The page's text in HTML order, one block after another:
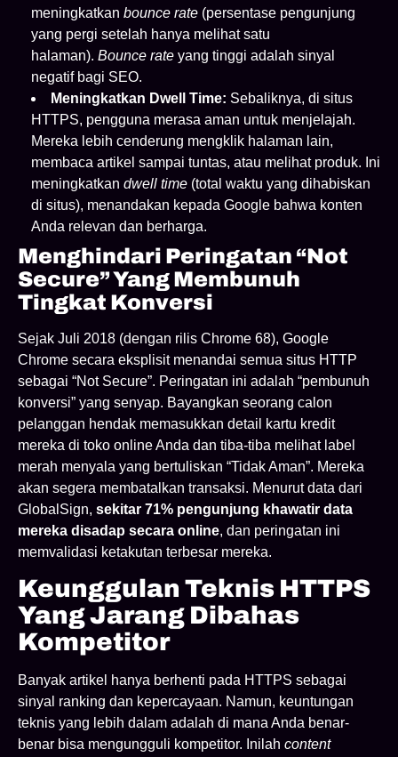
meningkatkan bounce rate (persentase pengunjung
yang pergi setelah hanya melihat satu
halaman). Bounce rate yang tinggi adalah sinyal
negatif bagi SEO.
Meningkatkan Dwell Time: Sebaliknya, di situs
HTTPS, pengguna merasa aman untuk menjelajah.
Mereka lebih cenderung mengklik halaman lain,
membaca artikel sampai tuntas, atau melihat produk. Ini
meningkatkan dwell time (total waktu yang dihabiskan
di situs), menandakan kepada Google bahwa konten
Anda relevan dan berharga.
Menghindari Peringatan “Not
Secure” Yang Membunuh
Tingkat Konversi
Sejak Juli 2018 (dengan rilis Chrome 68), Google
Chrome secara eksplisit menandai semua situs HTTP
sebagai “Not Secure”. Peringatan ini adalah “pembunuh
konversi” yang senyap. Bayangkan seorang calon
pelanggan hendak memasukkan detail kartu kredit
mereka di toko online Anda dan tiba-tiba melihat label
merah menyala yang bertuliskan “Tidak Aman”. Mereka
akan segera membatalkan transaksi. Menurut data dari
GlobalSign, sekitar 71% pengunjung khawatir data
mereka disadap secara online, dan peringatan ini
memvalidasi ketakutan terbesar mereka.
Keunggulan Teknis HTTPS
Yang Jarang Dibahas
Kompetitor
Banyak artikel hanya berhenti pada HTTPS sebagai
sinyal ranking dan kepercayaan. Namun, keuntungan
teknis yang lebih dalam adalah di mana Anda benar-
benar bisa mengungguli kompetitor. Inilah content